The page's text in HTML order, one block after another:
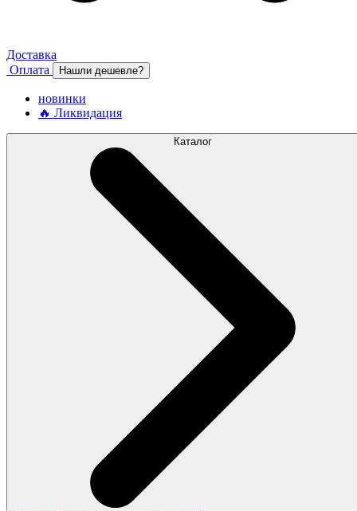
Доставка
Оплата
Нашли дешевле?
новинки
🔥 Ликвидация
Каталог